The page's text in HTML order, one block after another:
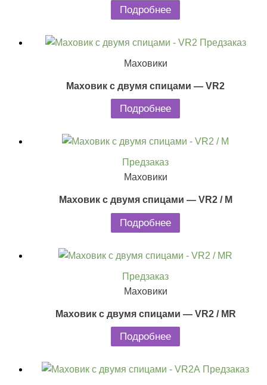
Подробнее
Предзаказ
Маховики
Маховик с двумя спицами — VR2
Подробнее
Предзаказ
Маховики
Маховик с двумя спицами — VR2 / M
Подробнее
Предзаказ
Маховики
Маховик с двумя спицами — VR2 / MR
Подробнее
Предзаказ